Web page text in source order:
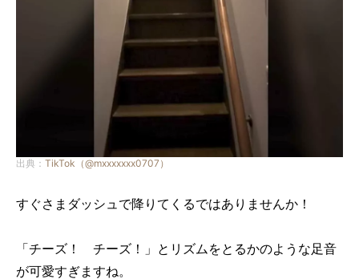
出典： TikTok（@mxxxxxxx0707）
すぐさまダッシュで降りてくるではありませんか！
「チーズ！ チーズ！」とリズムをとるかのような足音
が可愛すぎますね。